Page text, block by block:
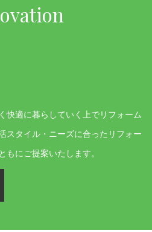
快適に暮らしていく上でリフォーム
スタイル・ニーズに合ったリフォー
もにご提案いたします。